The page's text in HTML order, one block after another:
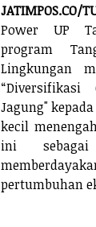
Power UP
program
Lingkungan
Jagung"
kecil
ini
pertumbuhan